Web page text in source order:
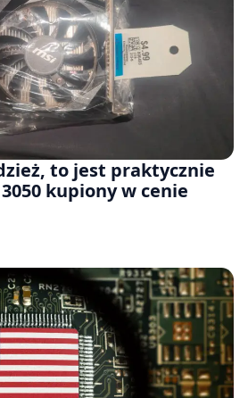
to jest praktycznie
kupiony w cenie